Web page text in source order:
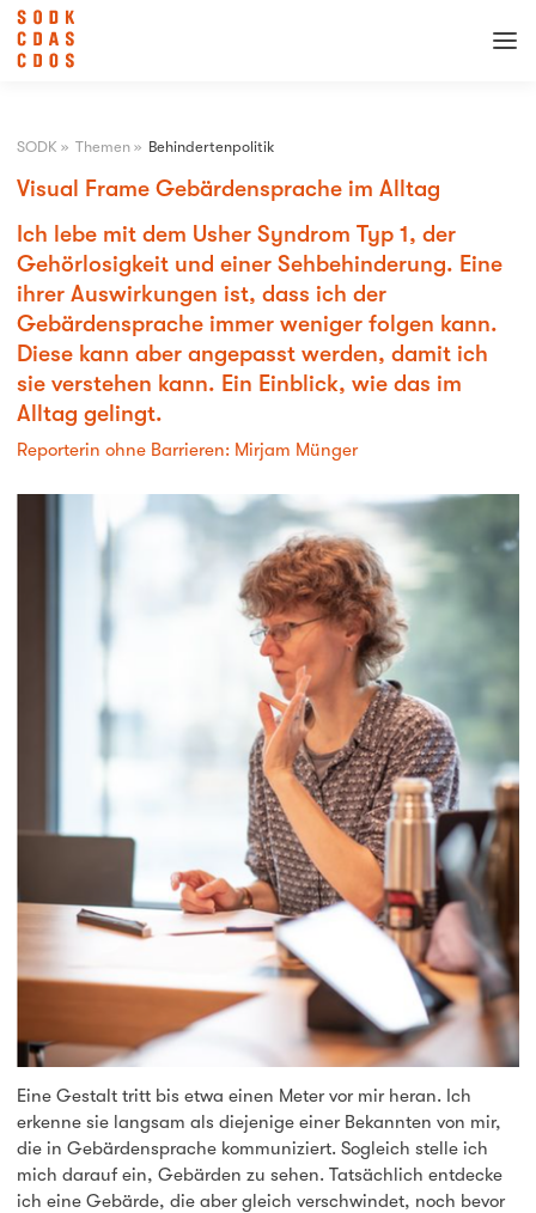
SODK » Themen » Behindertenpolitik
Visual Frame Gebärdensprache im Alltag
Ich lebe mit dem Usher Syndrom Typ 1, der
Gehörlosigkeit und einer Sehbehinderung. Eine
ihrer Auswirkungen ist, dass ich der
Gebärdensprache immer weniger folgen kann.
Diese kann aber angepasst werden, damit ich
sie verstehen kann. Ein Einblick, wie das im
Alltag gelingt.
Reporterin ohne Barrieren: Mirjam Münger
Eine Gestalt tritt bis etwa einen Meter vor mir heran. Ich
erkenne sie langsam als diejenige einer Bekannten von mir,
die in Gebärdensprache kommuniziert. Sogleich stelle ich
mich darauf ein, Gebärden zu sehen. Tatsächlich entdecke
ich eine Gebärde, die aber gleich verschwindet, noch bevor